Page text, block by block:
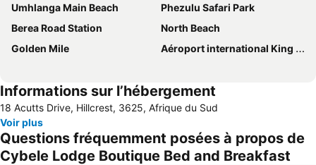
Umhlanga Main Beach
Phezulu Safari Park
Berea Road Station
North Beach
Golden Mile
Aéroport international King Shaka
Informations sur l’hébergement
18 Acutts Drive, Hillcrest, 3625, Afrique du Sud
Voir plus
Questions fréquemment posées à propos de
Cybele Lodge Boutique Bed and Breakfast